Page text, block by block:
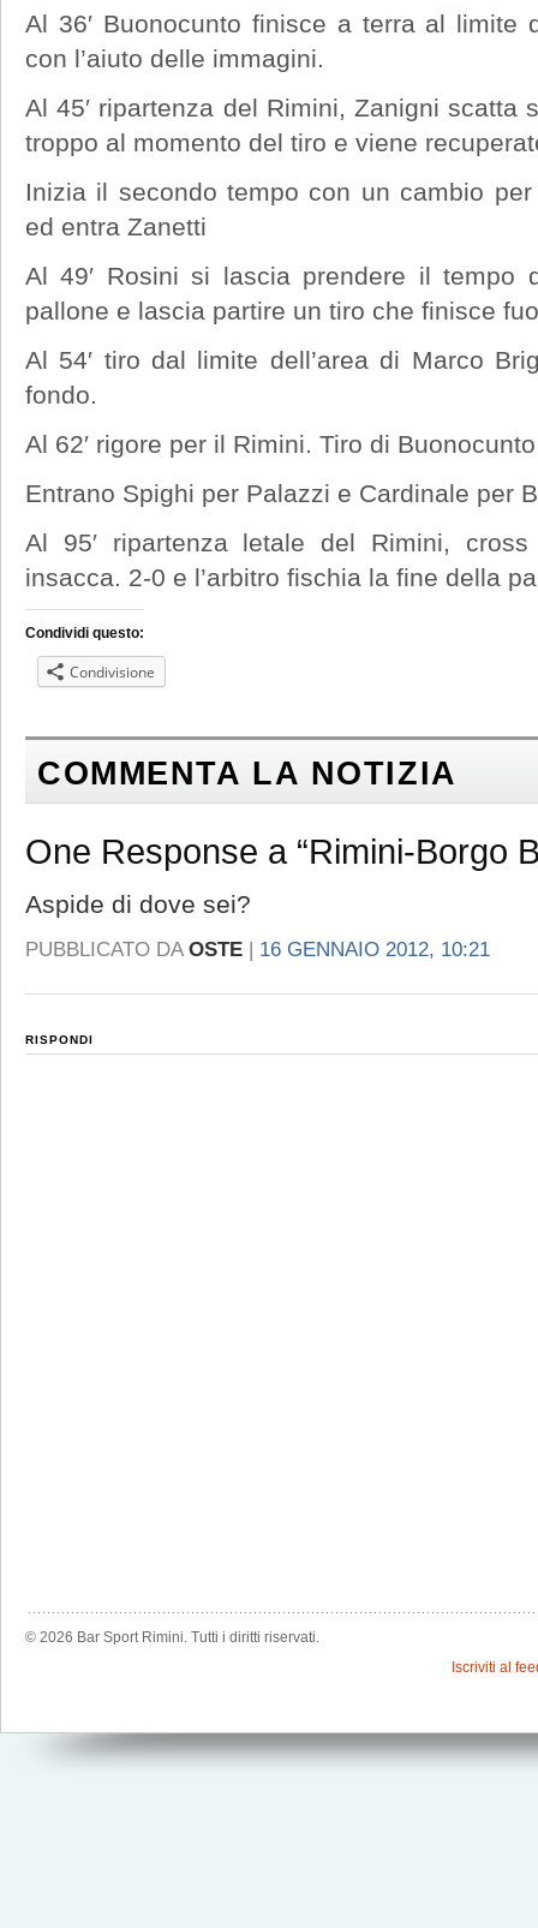
Al 36′ Buonocunto finisce a terra al limite
con l’aiuto delle immagini.
Al 45′ ripartenza del Rimini, Zanigni scatta
troppo al momento del tiro e viene
Inizia il secondo tempo con un cambio
ed entra Zanetti
Al 49′ Rosini si lascia prendere il tempo
pallone e lascia partire un tiro che finisce
Al 54′ tiro dal limite dell’area di Marco
fondo.
Al 62′ rigore per il Rimini. Tiro di
Entrano Spighi per Palazzi e Cardinale per
Al 95′ ripartenza letale del Rimini,
insacca. 2-0 e l’arbitro fischia la fine della
Condividi questo:
Condivisione
COMMENTA LA NOTIZIA
One Response a “Rimini-Borgo
Aspide di dove sei?
PUBBLICATO DA OSTE 16 GENNAIO 2012, 10:21
RISPONDI
© 2026 Bar Sport Rimini. Tutti i diritti riservati.
Iscriviti al